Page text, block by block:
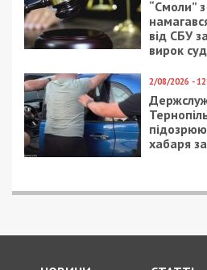
“Смоли”
від СБУ
вирок
2/08/2026 -
хабаря